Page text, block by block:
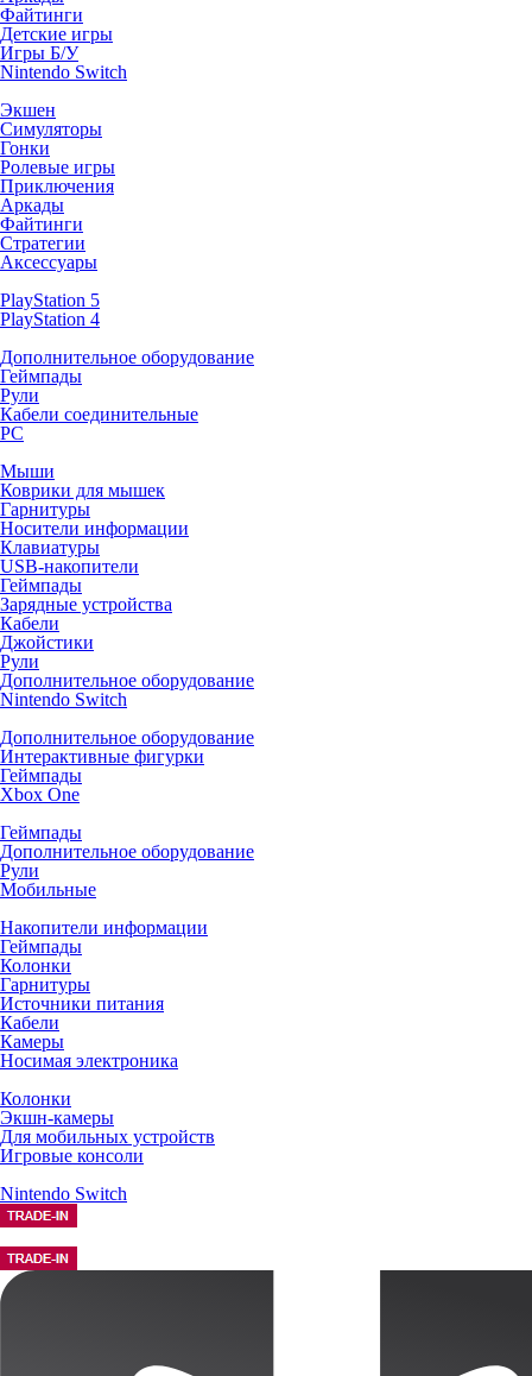
Файтинги
Детские игры
Игры Б/У
Nintendo Switch
Экшен
Симуляторы
Гонки
Ролевые игры
Приключения
Аркады
Файтинги
Стратегии
Аксессуары
PlayStation 5
PlayStation 4
Дополнительное оборудование
Геймпады
Рули
Кабели соединительные
PC
Мыши
Коврики для мышек
Гарнитуры
Носители информации
Клавиатуры
USB-накопители
Геймпады
Зарядные устройства
Кабели
Джойстики
Рули
Дополнительное оборудование
Nintendo Switch
Дополнительное оборудование
Интерактивные фигурки
Геймпады
Xbox One
Геймпады
Дополнительное оборудование
Рули
Мобильные
Накопители информации
Геймпады
Колонки
Гарнитуры
Источники питания
Кабели
Камеры
Носимая электроника
Колонки
Экшн-камеры
Для мобильных устройств
Игровые консоли
Nintendo Switch